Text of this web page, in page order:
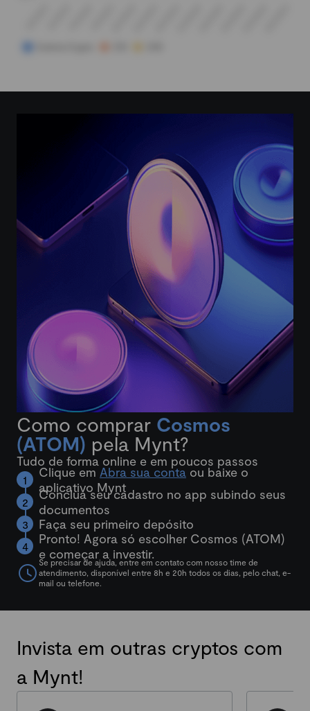
Como comprar Cosmos
(ATOM) pela Mynt?
Tudo de forma online e em poucos passos
Clique em Abra sua conta ou baixe o
aplicativo Mynt
Conclua seu cadastro no app subindo seus
documentos
Faça seu primeiro depósito
Pronto! Agora só escolher Cosmos (ATOM)
e começar a investir.
Se precisar de ajuda, entre em contato com nosso time de
atendimento, disponível entre 8h e 20h todos os dias, pelo chat, e-
mail ou telefone.
Invista em outras cryptos com
a Mynt!